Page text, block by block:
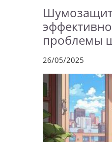
проблемы
26/05/2025